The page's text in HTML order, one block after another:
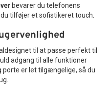
bevarer du telefonens
tilføjer et sofistikeret touch.
til at passe perfekt til
adgang til alle funktioner
porte er let tilgængelige, så du